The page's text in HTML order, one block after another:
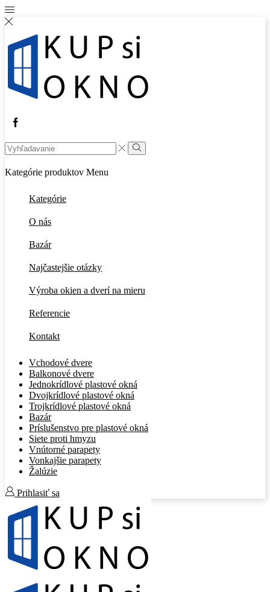
Facebook
Search
input
Vyhľadávanie
Kategórie produktov Menu
Kategórie
O nás
Bazár
Najčastejšie otázky
Výroba okien a dverí na mieru
Referencie
Kontakt
Vchodové dvere
Balkonové dvere
Jednokrídlové plastové okná
Dvojkrídlové plastové okná
Trojkrídlové plastové okná
Bazár
Príslušenstvo pre plastové okná
Siete proti hmyzu
Vnútorné parapety
Vonkajšie parapety
Žalúzie
Prihlasiť sa